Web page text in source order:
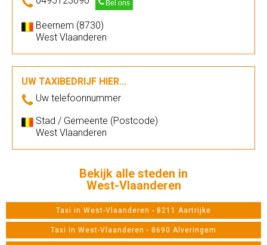
Bel ons
Beernem (8730)
West Vlaanderen
UW TAXIBEDRIJF HIER...
Uw telefoonnummer
Stad / Gemeente (Postcode)
West Vlaanderen
Bekijk alle steden in
West-Vlaanderen
Taxi in West-Vlaanderen - 8211 Aartrijke
Taxi in West-Vlaanderen - 8690 Alveringem